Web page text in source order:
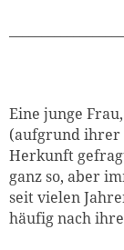
Eine junge
(aufgrund ihrer
Herkunft
ganz so, aber
seit vielen
häufig nach